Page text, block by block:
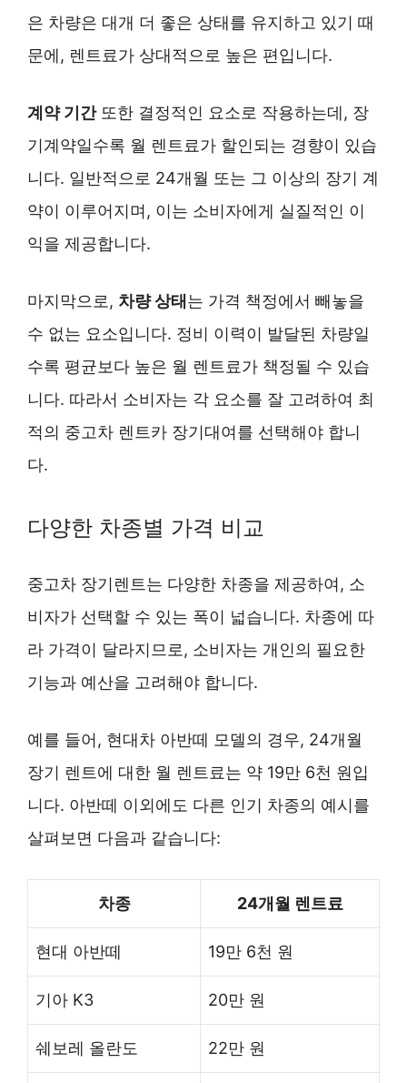
은 차량은 대개 더 좋은 상태를 유지하고 있기 때
문에, 렌트료가 상대적으로 높은 편입니다.
계약 기간또한 결정적인 요소로 작용하는데, 장
기계약일수록 월 렌트료가 할인되는 경향이 있습
니다. 일반적으로 24개월 또는 그 이상의 장기 계
약이 이루어지며, 이는 소비자에게 실질적인 이
익을 제공합니다.
마지막으로, 차량 상태 는 가격 책정에서 빼놓을
수 없는 요소입니다. 정비 이력이 발달된 차량일
수록 평균보다 높은 월 렌트료가 책정될 수 있습
니다. 따라서 소비자는 각 요소를 잘 고려하여 최
적의 중고차 렌트카 장기대여를 선택해야 합니
다.
다양한 차종별 가격 비교
중고차 장기렌트는 다양한 차종을 제공하여, 소
비자가 선택할 수 있는 폭이 넓습니다. 차종에 따
라 가격이 달라지므로, 소비자는 개인의 필요한
기능과 예산을 고려해야 합니다.
예를 들어, 현대차 아반떼 모델의 경우, 24개월
장기 렌트에 대한 월 렌트료는 약 19만 6천 원입
니다. 아반떼 이외에도 다른 인기 차종의 예시를
살펴보면 다음과 같습니다:
차종 24개월 렌트료
현대 아반떼 19만 6천 원
기아 K3 20만 원
쉐보레 올란도 22만 원